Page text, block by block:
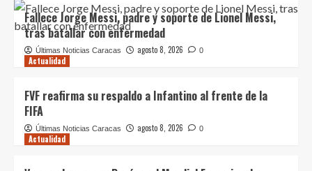
Fallece Jorge Messi, padre y soporte de Lionel Messi,
tras batallar con enfermedad
Últimas Noticias Caracas agosto 8, 2026 0
Actualidad
FVF reafirma su respaldo a Infantino al frente de la
FIFA
Últimas Noticias Caracas agosto 8, 2026 0
Actualidad